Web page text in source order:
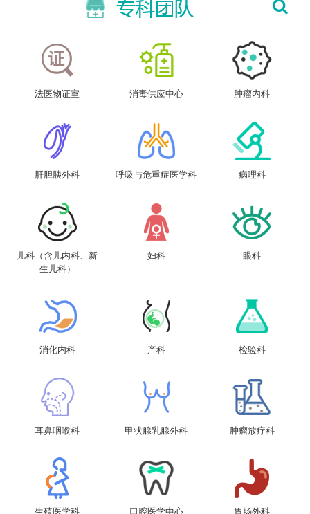
法医物证室 消毒供应中心 肿瘤内科
肝胆胰外科 呼吸与危重症医学科 病理科
儿科（含儿内科、新
生儿科）
妇科 眼科
消化内科 产科 检验科
耳鼻咽喉科 甲状腺乳腺外科 肿瘤放疗科
生殖医学科 口腔医学中心 胃肠外科